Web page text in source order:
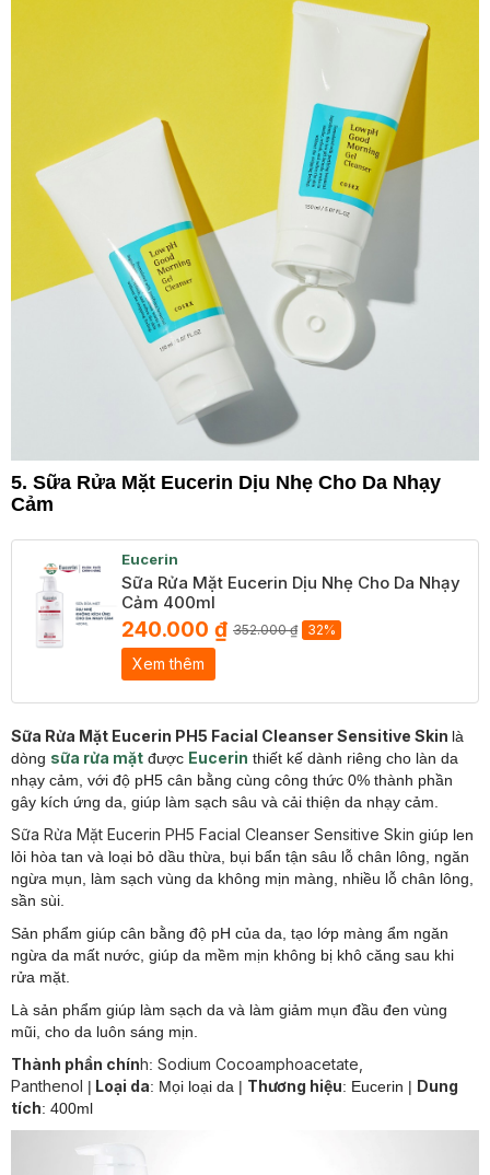
5. Sữa Rửa Mặt Eucerin Dịu Nhẹ Cho Da Nhạy
Cảm
Eucerin
Sữa Rửa Mặt Eucerin Dịu Nhẹ Cho Da Nhạy
Cảm 400ml
240.000 ₫ 352.000 ₫ 32%
Xem thêm
Sữa Rửa Mặt Eucerin PH5 Facial Cleanser Sensitive Skin là
dòng sữa rửa mặt được Eucerin thiết kế dành riêng cho làn da
nhạy cảm, với độ pH5 cân bằng cùng công thức 0% thành phần
gây kích ứng da, giúp làm sạch sâu và cải thiện da nhạy cảm.
Sữa Rửa Mặt Eucerin PH5 Facial Cleanser Sensitive Skin giúp len
lỏi hòa tan và loại bỏ dầu thừa, bụi bẩn tận sâu lỗ chân lông, ngăn
ngừa mụn, làm sạch vùng da không mịn màng, nhiều lỗ chân lông,
sần sùi.
Sản phẩm giúp cân bằng độ pH của da, tạo lớp màng ẩm ngăn
ngừa da mất nước, giúp da mềm mịn không bị khô căng sau khi
rửa mặt.
Là sản phẩm giúp làm sạch da và làm giảm mụn đầu đen vùng
mũi, cho da luôn sáng mịn.
Thành phần chính: Sodium Cocoamphoacetate,
Panthenol | Loại da: Mọi loại da | Thương hiệu: Eucerin | Dung
tích: 400ml